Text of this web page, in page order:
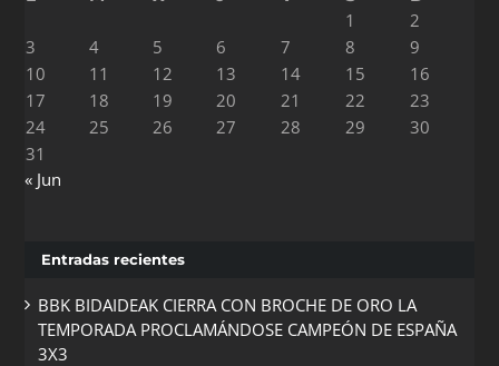
1
2
3
4 5 6 7 8
9
10
11 12 13 14 15
16
17
18 19 20 21 22
23
24
25 26 27 28 29
30
31
« Jun
Entradas recientes
BBK BIDAIDEAK CIERRA CON BROCHE DE ORO LA
TEMPORADA PROCLAMÁNDOSE CAMPEÓN DE ESPAÑA
3X3